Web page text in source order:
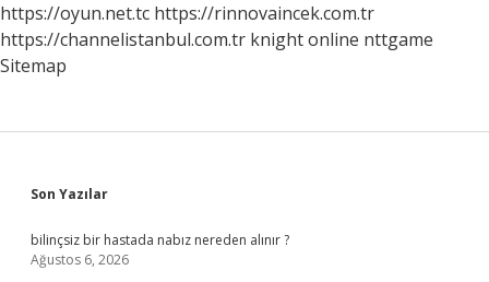
https://oyun.net.tc https://rinnovaincek.com.tr
https://channelistanbul.com.tr knight online nttgame
Sitemap
Sidebar
Son Yazılar
bilinçsiz bir hastada nabız nereden alınır ?
Ağustos 6, 2026